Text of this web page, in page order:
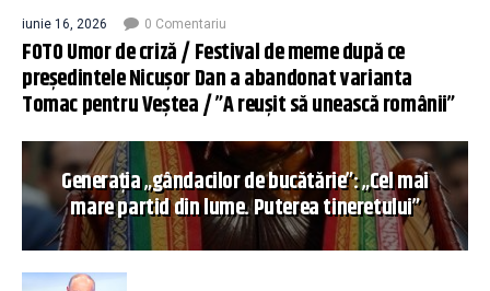
iunie 16, 2026 0 Comentariu
FOTO Umor de criză / Festival de meme după ce
președintele Nicușor Dan a abandonat varianta
Tomac pentru Veștea / ”A reușit să unească românii”
Generația „gândacilor de bucătărie”: „Cel mai
mare partid din lume. Puterea tineretului”